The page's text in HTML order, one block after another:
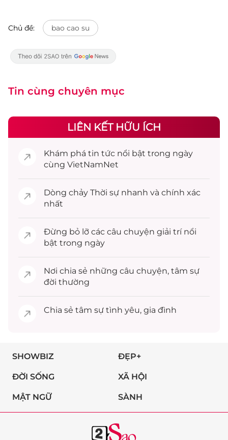
Chủ đề: bao cao su
Tin cùng chuyên mục
LIÊN KẾT HỮU ÍCH
Khám phá tin tức nổi bật trong ngày
cùng VietNamNet
Dòng chảy Thời sự nhanh và chính xác
nhất
Đừng bỏ lỡ các câu chuyện giải trínổi
bật trong ngày
Nơi chia sẻ những câu chuyện, tâm sự
đời thường
Chia sẻ tâm sự tình yêu, gia đình
SHOWBIZ ĐẸP+
ĐỜI SỐNG XÃ HỘI
MẬT NGỮ SÀNH